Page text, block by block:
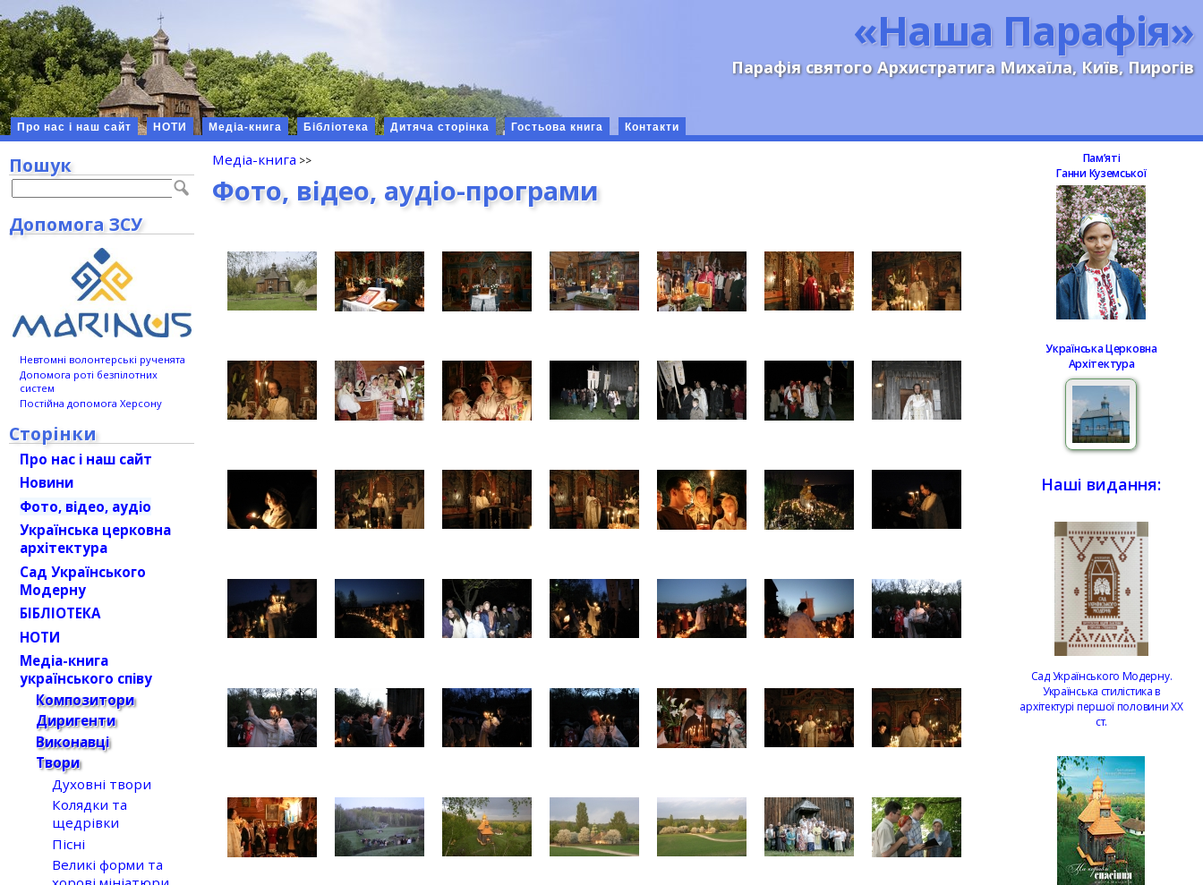
«Наша Парафія»
Парафія святого Архистратига Михаїла, Київ, Пирогів
Про нас і наш сайт НОТИ Медіа-книга Бібліотека Дитяча сторінка Гостьова книга Контакти
Медіа-книга
Фото, відео, аудіо-програми
Пошук
Допомога ЗСУ
Невтомні волонтерські рученята
Допомога роті безпілотних
систем
Постійна допомога Херсону
Сторінки
Про нас і наш сайт
Новини
Фото, відео, аудіо
Українська церковна
архітектура
Сад Українського
Модерну
БІБЛІОТЕКА
НОТИ
Медіа-книга
українського співу
Композитори
Диригенти
Виконавці
Твори
Духовні твори
Колядки та
щедрівки
Пісні
Великі форми та
Памʼяті
Ганни Куземської
Українська Церковна
Архітектура
Наші видання:
Сад Українського Модерну.
Українська стилістика в
архітектурі першої половини ХХ
ст.